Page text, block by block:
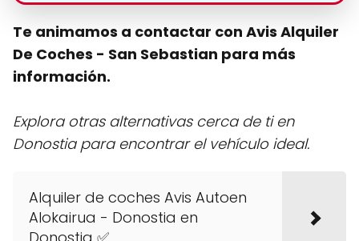
Te animamos a contactar con Avis Alquiler
De Coches - San Sebastian para más
información.
Explora otras alternativas cerca de ti en
Donostia para encontrar el vehículo ideal.
Alquiler de coches Avis Autoen
Alokairua - Donostia en